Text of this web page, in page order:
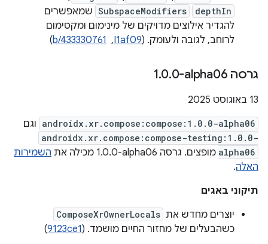
depthIn
SubspaceModifiers שמאפשרים
להגדיר אילוצים מדויקים של מינימום ומקסימום
לרוחב, לגובה ולעומק. (I1af09
, ‏
b/433330761
)
גרסה ‎1 .0.0-alpha06
‫13 באוגוסט 2025
androidx.xr.compose:compose:1.0.0-alpha06 וגם
androidx.xr.compose:compose-testing:1.0.0-
alpha06 מופצים. גרסה ‎1.0.0-alpha06 מכילה את
השמירות
האלה.
תיקוני באגים
יוצרים מחדש את ComposeXrOwnerLocals
כשהבעלים של מחזור החיים מושמד. (9123ce1
)